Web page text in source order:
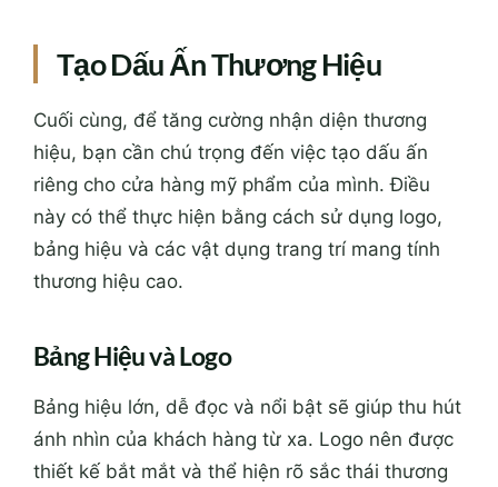
Tạo Dấu Ấn Thương Hiệu
Cuối cùng, để tăng cường nhận diện thương
hiệu, bạn cần chú trọng đến việc tạo dấu ấn
riêng cho cửa hàng mỹ phẩm của mình. Điều
này có thể thực hiện bằng cách sử dụng logo,
bảng hiệu và các vật dụng trang trí mang tính
thương hiệu cao.
Bảng Hiệu và Logo
Bảng hiệu lớn, dễ đọc và nổi bật sẽ giúp thu hút
ánh nhìn của khách hàng từ xa. Logo nên được
thiết kế bắt mắt và thể hiện rõ sắc thái thương